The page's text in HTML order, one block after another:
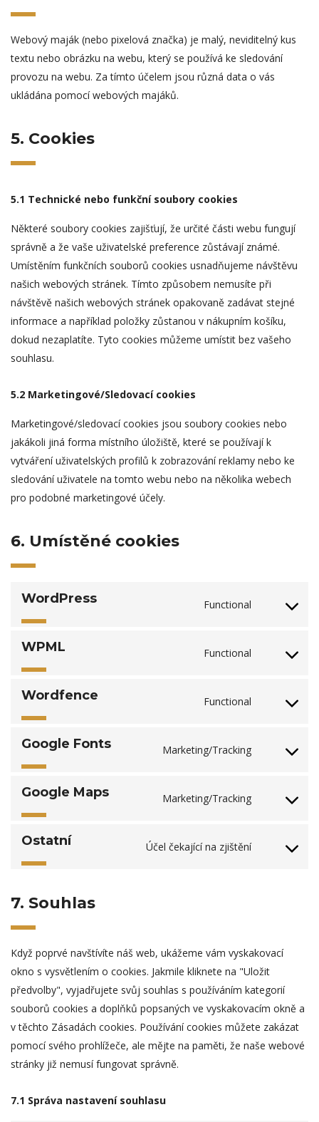
Webový maják (nebo pixelová značka) je malý, neviditelný kus
textu nebo obrázku na webu, který se používá ke sledování
provozu na webu. Za tímto účelem jsou různá data o vás
ukládána pomocí webových majáků.
5. Cookies
5.1 Technické nebo funkční soubory cookies
Některé soubory cookies zajišťují, že určité části webu fungují
správně a že vaše uživatelské preference zůstávají známé.
Umístěním funkčních souborů cookies usnadňujeme návštěvu
našich webových stránek. Tímto způsobem nemusíte při
návštěvě našich webových stránek opakovaně zadávat stejné
informace a například položky zůstanou v nákupním košíku,
dokud nezaplatíte. Tyto cookies můžeme umístit bez vašeho
souhlasu.
5.2 Marketingové/Sledovací cookies
Marketingové/sledovací cookies jsou soubory cookies nebo
jakákoli jiná forma místního úložiště, které se používají k
vytváření uživatelských profilů k zobrazování reklamy nebo ke
sledování uživatele na tomto webu nebo na několika webech
pro podobné marketingové účely.
6. Umístěné cookies
WordPress Functional
Consent
service
WPML Functional
Consent
service
Wordfence Functional
Consent
service
Google Fonts Marketing/Tracking
Consent
service
Google Maps Marketing/Tracking
Consent
service
Ostatní Účel čekající na zjištění
Consent
7. Souhlas
Když poprvé navštívíte náš web, ukážeme vám vyskakovací
okno s vysvětlením o cookies. Jakmile kliknete na "Uložit
předvolby", vyjadřujete svůj souhlas s používáním kategorií
souborů cookies a doplňků popsaných ve vyskakovacím okně a
v těchto Zásadách cookies. Používání cookies můžete zakázat
pomocí svého prohlížeče, ale mějte na paměti, že naše webové
stránky již nemusí fungovat správně.
7.1 Správa nastavení souhlasu